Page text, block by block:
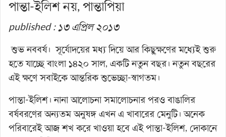
পান্তা-ইলিশ নয়, পান্তাপিয়া
published : ১৩ এপ্রিল ২০১৩
শুভ নববর্ষ। সূর্যোদয়ের মধ্য দিয়ে আর কিছুক্ষণের মধ্যেই শুরু
হতে যাচ্ছে বাংলা ১৪২০ সাল, একটি নতুন বছর। নতুন বছরের
এই ক্ষণে সবাইকে আন্তরিক শুভেচ্ছা-স্বাগতম।
পান্তা-ইলিশ। নানা আলোচনা সমালোচনার পরও বাঙালির
বর্ষবরণের অন্যতম অনুষঙ্গ এখন এ খাবারের মেনুটি। অনেক
পরিবারেই আজ শখ করে খাওয়া হবে এই পান্তা-ইলিশ, দোকানে